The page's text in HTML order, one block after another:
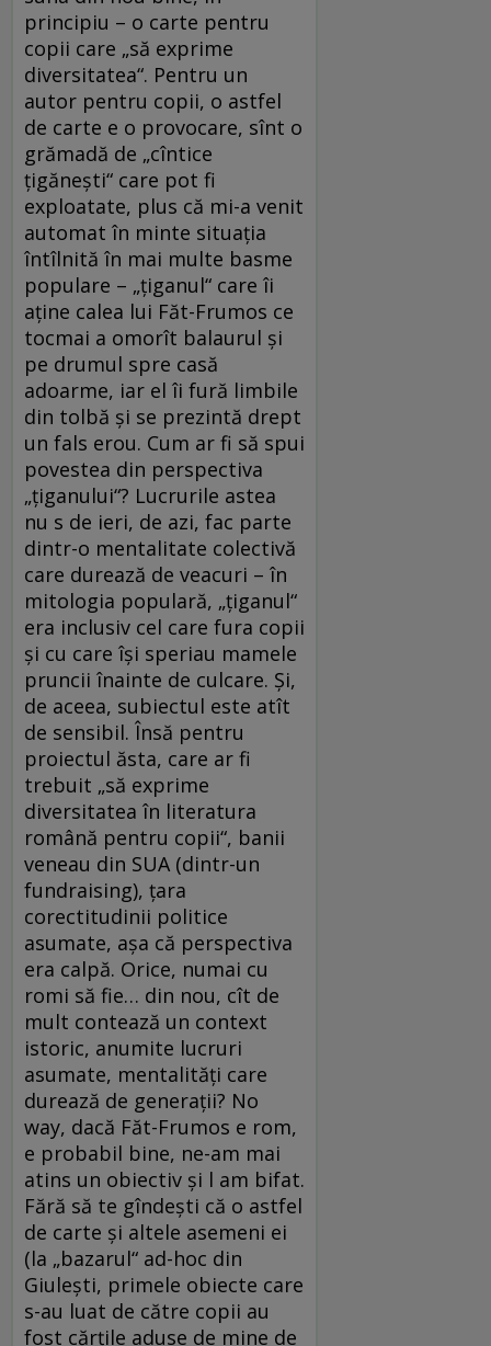
principiu – o carte pentru
copii care „să exprime
diversitatea“. Pentru un
autor pentru copii, o astfel
de carte e o provocare, sînt o
grămadă de „cîntice
țigănești“ care pot fi
exploatate, plus că mi-a venit
automat în minte situația
întîlnită în mai multe basme
populare – „țiganul“ care îi
aține calea lui Făt-Frumos ce
tocmai a omorît balaurul și
pe drumul spre casă
adoarme, iar el îi fură limbile
din tolbă și se prezintă drept
un fals erou. Cum ar fi să spui
povestea din perspectiva
„țiganului“? Lucrurile astea
nu s de ieri, de azi, fac parte
dintr-o mentalitate colectivă
care durează de veacuri – în
mitologia populară, „țiganul“
era inclusiv cel care fura copii
și cu care își speriau mamele
pruncii înainte de culcare. Și,
de aceea, subiectul este atît
de sensibil. Însă pentru
proiectul ăsta, care ar fi
trebuit „să exprime
diversitatea în literatura
română pentru copii“, banii
veneau din SUA (dintr-un
fundraising), țara
corectitudinii politice
asumate, așa că perspectiva
era calpă. Orice, numai cu
romi să fie… din nou, cît de
mult contează un context
istoric, anumite lucruri
asumate, mentalități care
durează de generații? No
way, dacă Făt-Frumos e rom,
e probabil bine, ne-am mai
atins un obiectiv și l am bifat.
Fără să te gîndești că o astfel
de carte și altele asemeni ei
(la „bazarul“ ad-hoc din
Giulești, primele obiecte care
s-au luat de către copii au
fost cărțile aduse de mine de